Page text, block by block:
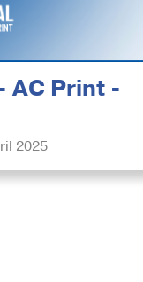
AC Print -
2025